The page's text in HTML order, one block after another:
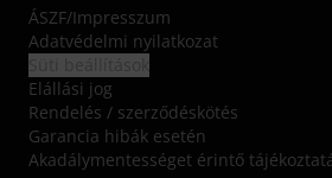
ÁSZF/Impresszum
Adatvédelmi nyilatkozat
Elállási jog
Rendelés / szerződéskötés
Garancia hibák esetén
Akadálymentességet érintő